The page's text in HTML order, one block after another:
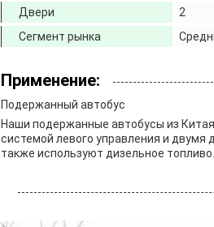
Двери
2
Сегмент рынка
Применение:
Подержанный автобус
Наши подержанные автобусы из
системой левого управления и
также используют дизельное топливо.